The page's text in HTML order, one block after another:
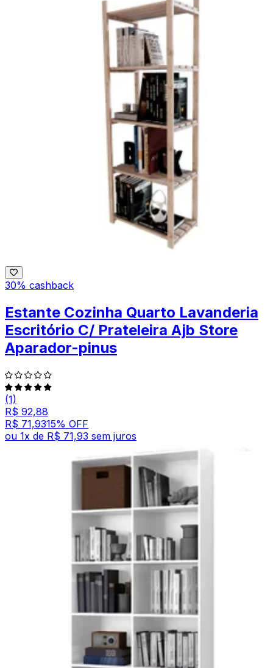
30% cashback
Estante Cozinha Quarto Lavanderia
Escritório C/ Prateleira Ajb Store
Aparador-pinus
(1)
R$ 92,88
R$ 71,9315% OFF
ou 1x de R$ 71,93 sem juros